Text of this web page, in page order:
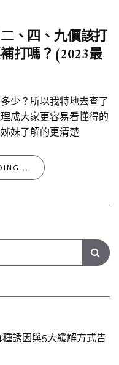
、四、九價該打
打嗎？(2023最
少？所以我特地去查了
成大家更容易看懂得的
妹了解的更清楚
誘因與5大緩解方式告